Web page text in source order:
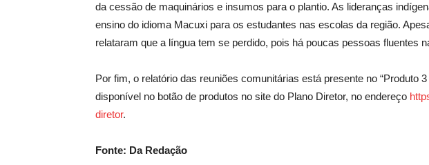
da cessão de maquinários e insumos para o plantio. As lideranças
ensino do idioma Macuxi para os estudantes nas escolas da região.
relataram que a língua tem se perdido, pois há poucas pessoas fluentes
Por fim, o relatório das reuniões comunitárias está presente no “Produto
disponível no botão de produtos no site do Plano Diretor, no endereço
diretor.
Fonte: Da Redação